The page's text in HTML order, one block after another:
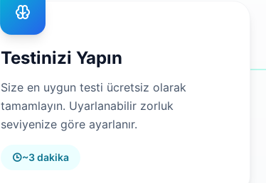
Testinizi Yapın
Size en uygun testi ücretsiz olarak
tamamlayın. Uyarlanabilir zorluk
seviyenize göre ayarlanır.
~3 dakika